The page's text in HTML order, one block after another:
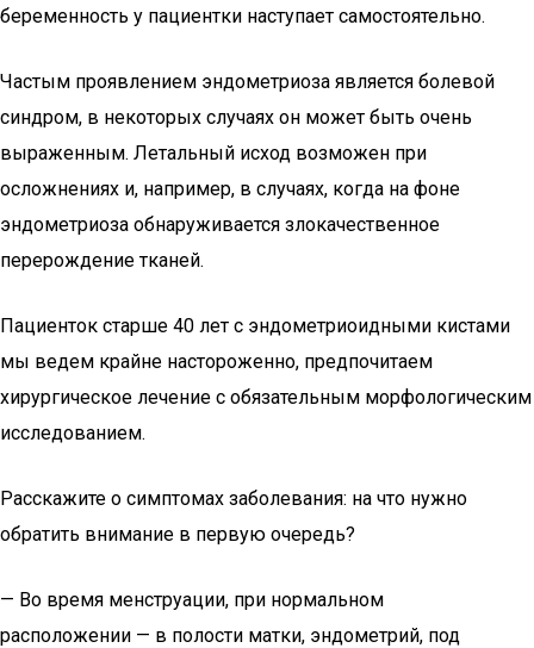
беременность у пациентки наступает самостоятельно.
Частым проявлением эндометриоза является болевой
синдром, в некоторых случаях он может быть очень
выраженным. Летальный исход возможен при
осложнениях и, например, в случаях, когда на фоне
эндометриоза обнаруживается злокачественное
перерождение тканей.
Пациенток старше 40 лет с эндометриоидными кистами
мы ведем крайне настороженно, предпочитаем
хирургическое лечение с обязательным морфологическим
исследованием.
Расскажите о симптомах заболевания: на что нужно
обратить внимание в первую очередь?
— Во время менструации, при нормальном
расположении — в полости матки, эндометрий, под